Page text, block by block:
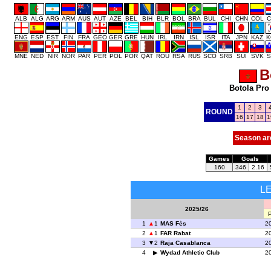
ALB ALG ARG ARM AUS AUT AZE BEL BIH BLR BOL BRA BUL CHI CHN COL
ENG ESP EST FIN FRA GEO GER GRE HUN IRL IRN ISL ISR ITA JPN KAZ
MNE NED NIR NOR PAR PER POL POR QAT ROU RSA RUS SCO SRB SUI SVK
Botola Pro
ROUND
1 2 3
16
17 18
Season
Games
Goals
160
346 2.16
2025/26
1
1 MAS Fès
2
1 FAR Rabat
3
2 Raja Casablanca
4
Wydad Athletic Club